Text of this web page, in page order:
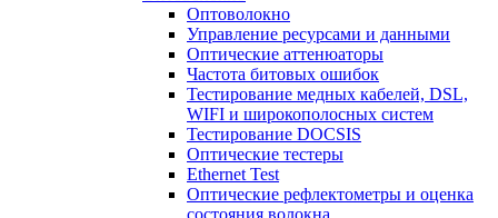
Оптоволокно
Управление ресурсами и данными
Оптические aттенюаторы
Частота битовых ошибок
Тестирование медных кабелей, DSL,
WIFI и широкополосных систем
Тестирование DOCSIS
Оптические тестеры
Ethernet Test
Оптические рефлектометры и оценка